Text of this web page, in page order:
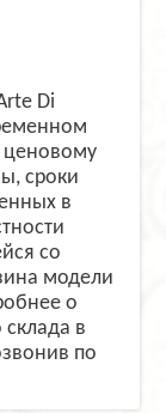
Di
ценовому
сроки
в
со
модели
о
склада в
по